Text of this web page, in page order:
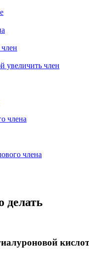
увеличить член
члена
члена
делать